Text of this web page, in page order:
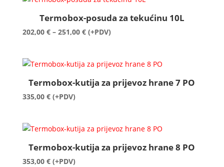
Termobox-posuda za tekućinu 10L
202,00 € – 251,00 €Raspon
202,00 €
do
251,00 €
(+PDV)
Termobox-kutija za prijevoz hrane 7 PO
335,00 € (+PDV)
Termobox-kutija za prijevoz hrane 8 PO
353,00 € (+PDV)